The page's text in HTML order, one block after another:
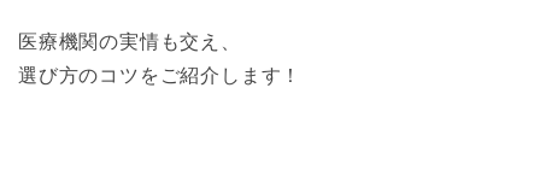
医療機関の実情も交え、
選び方のコツをご紹介します！